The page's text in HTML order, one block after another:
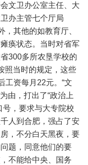
文卫办公室主任、大
办主管七个厅局
，其他的如教育厅、
痪状态。当时对省军
300多所农垦学校的
照当时的规定，这些
工资每月22元。“文
由，打出了“政治上
号，要求与大专院校
人到合肥，强占了安
，不分白天黑夜，要
题，同意他们的要
不能给中央、国务